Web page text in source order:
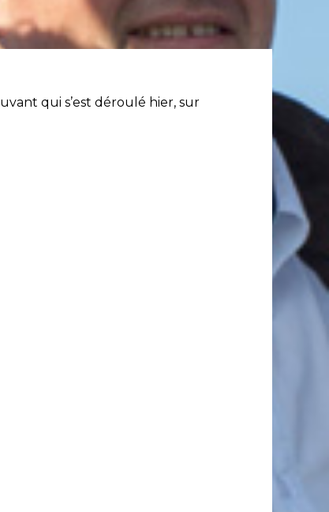
qui s’est déroulé hier, sur